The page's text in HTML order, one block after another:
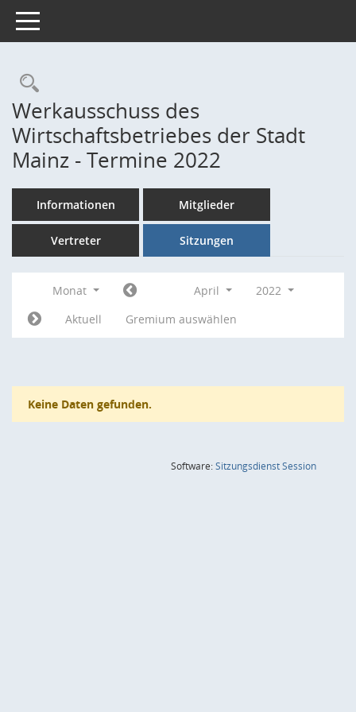
Toggle navigation
Rechercheauswahl
Werkausschuss des
Wirtschaftsbetriebes der Stadt
Mainz - Termine 2022
Informationen Mitglieder
Vertreter Sitzungen
Monat April
2022
Aktuell
Gremium auswählen
Keine Daten gefunden.
Software:SitzungsdienstSession(Wird in